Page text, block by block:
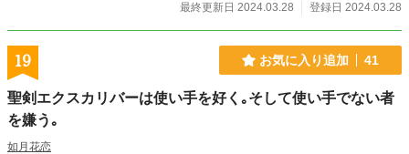
最終更新日 2024.03.28
登録日 2024.03.28
19 お気に入り追加 41
聖剣エクスカリバーは使い手を好く｡そして使い手でない者
を嫌う｡
如月花恋